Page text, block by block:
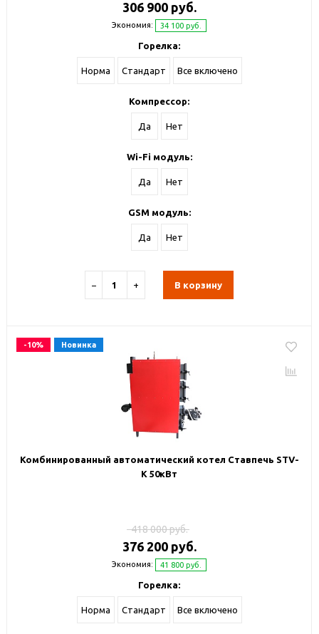
306 900 руб.
Экономия: 34 100 руб.
Горелка:
Норма Стандарт Все включено
Компрессор:
Да Нет
Wi-Fi модуль:
Да Нет
GSM модуль:
Да Нет
− + В корзину
-10% Новинка
Комбинированный автоматический котел Ставпечь STV-
К 50кВт
418 000 руб.
376 200 руб.
Экономия: 41 800 руб.
Горелка:
Норма Стандарт Все включено